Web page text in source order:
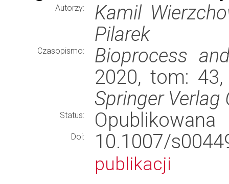
Autorzy:
Kamil
Pilarek
Czasopismo:
Bioprocess
2020, tom:
Springer Verlag
Status: Opublikowana
Doi: 10.1007/
publikacji